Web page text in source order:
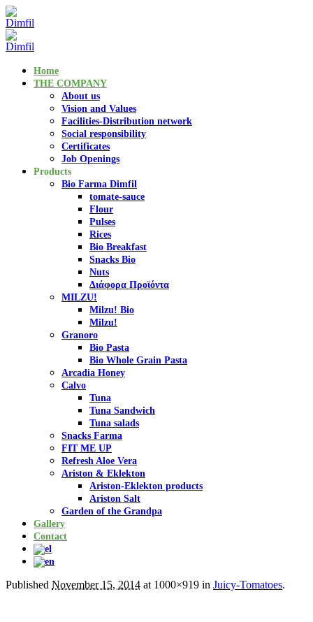
Home
THE COMPANY
About us
Vision and Values
Facilities-Distribution network
Social responsibility
Certificates
Job Openings
Products
Bio Farma Dimfil
tomate-sauce
Flour
Pulses
Rices
Bio Breakfast
Snacks Bio
Nuts
Διάφορα Προϊόντα
MILZU!
Milzu! Bio
Milzu!
Granoro
Bio Pasta
Bio Whole Grain Pasta
Arcadia Honey
Calvo
Tuna
Tuna Sandwich
Tuna salads
Snacks Farma
FIT ME UP
Refresh Aloe Vera
Ariston & Eklekton
Ariston-Eklekton products
Ariston Salt
Garden of the Grandpa
Gallery
Contact
Published November 15, 2014 at 1000×919 in Juicy-Tomatoes.